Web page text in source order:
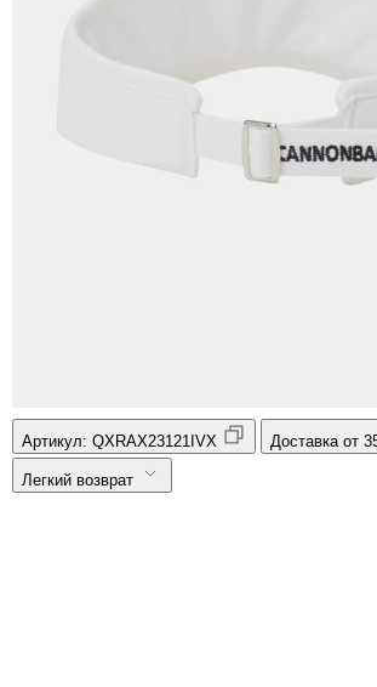
Артикул: QXRAX23121IVX Доставка от
Легкий возврат